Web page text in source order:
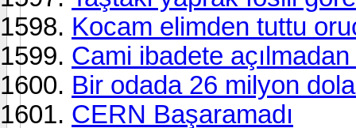
Kocam elimden tuttu
Cami ibadete
Bir odada 26 milyon
CERN Başaramadı